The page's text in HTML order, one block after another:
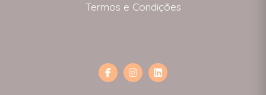
Termos e Condições